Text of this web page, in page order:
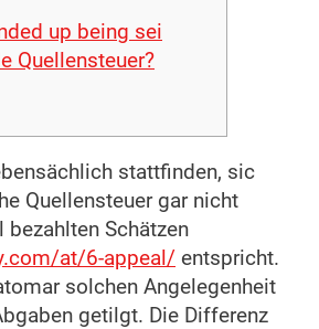
up being sei
Quellensteuer?
stattfinden, sic
Quellensteuer gar nicht
bezahlten Schätzen
at/6-appeal/ entspricht.
solchen Angelegenheit
getilgt. Die Differenz